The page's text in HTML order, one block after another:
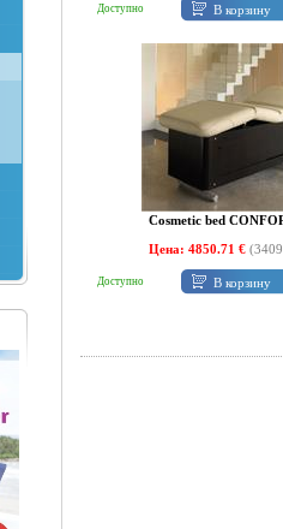
Доступно В корзину
Cosmetic bed
Цена: 4850.71 €
Доступно В корзину